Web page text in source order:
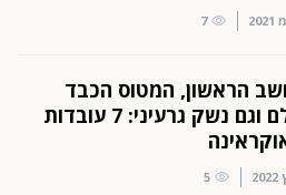
7
הראשון, המטוס הכבד
בעולם וגם נשק גרעיני: 7 עובדות
5